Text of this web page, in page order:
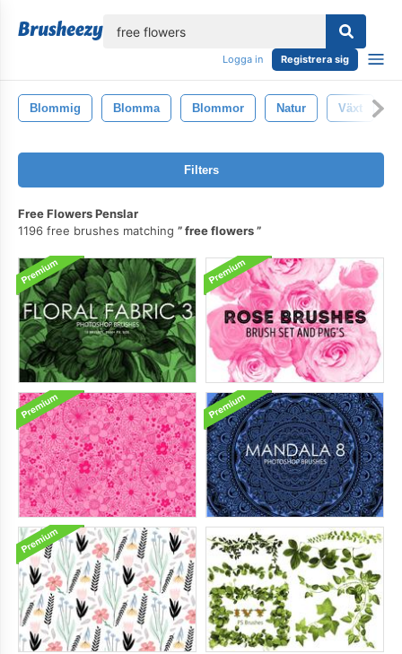
Logga in Registrera sig
Blommig Blomma Blommor Natur Växt
Filters
Free Flowers Penslar
1196 free brushes matching
free flowers